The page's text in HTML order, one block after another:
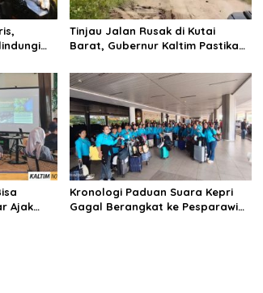
Tinjau Jalan Rusak di Kutai
Barat, Gubernur Kaltim Pastikan
Ajak
Kronologi Paduan Suara Kepri
Gagal Berangkat ke Pesparawi